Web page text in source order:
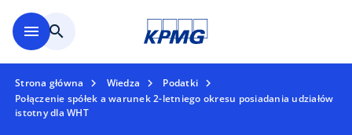
menu search
Strona główna Wiedza
Podatki
Połączenie spółek a warunek 2-letniego okresu posiadania udziałów
istotny dla WHT